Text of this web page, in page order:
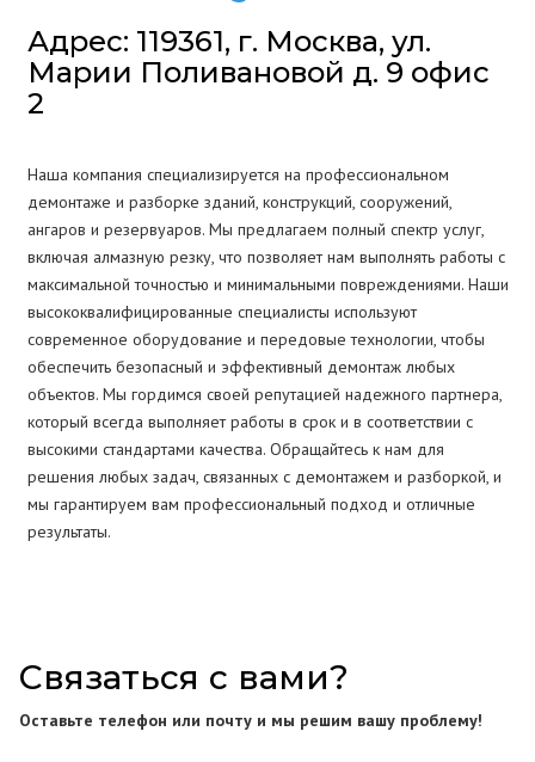
Адрес: 119361, г. Москва, ул.
Марии Поливановой д. 9 офис
2
Наша компания специализируется на профессиональном
демонтаже и разборке зданий, конструкций, сооружений,
ангаров и резервуаров. Мы предлагаем полный спектр услуг,
включая алмазную резку, что позволяет нам выполнять работы с
максимальной точностью и минимальными повреждениями. Наши
высококвалифицированные специалисты используют
современное оборудование и передовые технологии, чтобы
обеспечить безопасный и эффективный демонтаж любых
объектов. Мы гордимся своей репутацией надежного партнера,
который всегда выполняет работы в срок и в соответствии с
высокими стандартами качества. Обращайтесь к нам для
решения любых задач, связанных с демонтажем и разборкой, и
мы гарантируем вам профессиональный подход и отличные
результаты.
Связаться с вами?
Оставьте телефон или почту и мы решим вашу проблему!